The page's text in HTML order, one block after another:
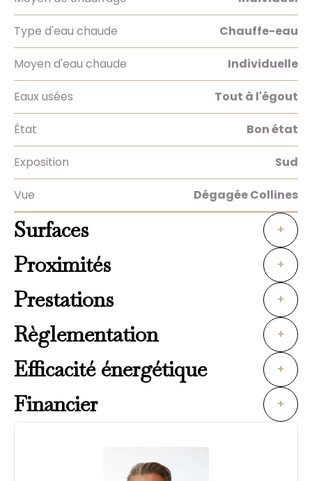
Type d'eau chaude Chauffe-eau
Moyen d'eau chaude Individuelle
Eaux usées Tout à l'égout
État Bon état
Exposition Sud
Vue Dégagée Collines
Surfaces +
Proximités +
Prestations +
Règlementation +
Efficacité énergétique +
Financier +